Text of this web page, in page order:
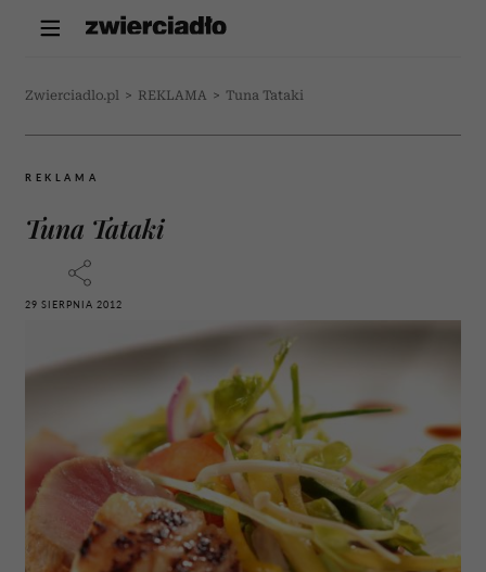
Zwierciadlo.pl > REKLAMA > Tuna Tataki
REKLAMA
Tuna Tataki
29 SIERPNIA 2012